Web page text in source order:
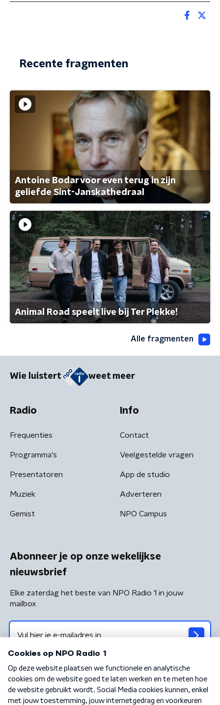
Recente fragmenten
Antoine Bodar voor even terug in zijn
geliefde Sint-Janskathedraal
Animal Road speelt live bij Ter Plekke!
Alle fragmenten
Wie luistert weet meer
Radio
Frequenties
Programma's
Presentatoren
Muziek
Gemist
Info
Contact
Veelgestelde vragen
App de studio
Adverteren
NPO Campus
Abonneer je op onze wekelijkse
nieuwsbrief
Elke zaterdag het beste van NPO Radio 1 in jouw
mailbox
Algemene voorwaarden